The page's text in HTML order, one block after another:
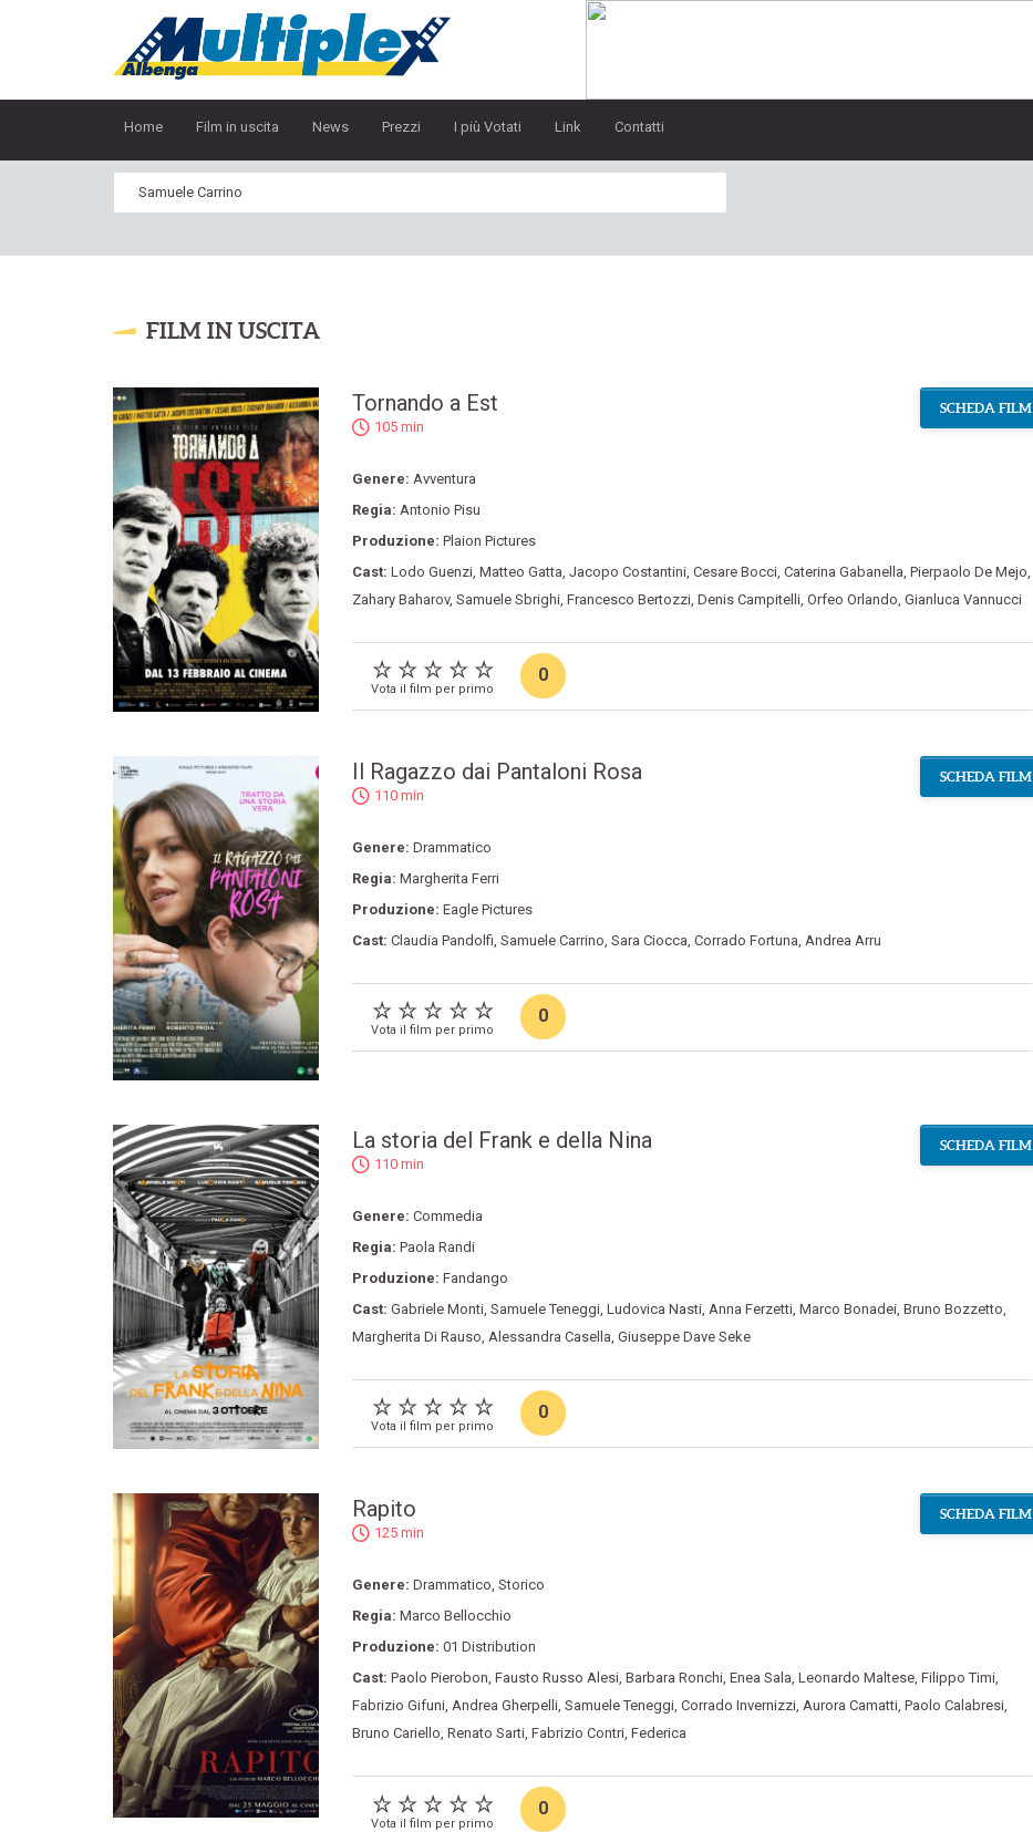
Home Film in uscita News Prezzi I più Votati Link Contatti
FILM IN USCITA
Tornando a Est
105 min
Genere: Avventura
Regia: Antonio Pisu
Produzione: Plaion Pictures
Cast: Lodo Guenzi, Matteo Gatta, Jacopo Costantini, Cesare Bocci, Caterina Gabanella, Pierpaolo De Mejo,
Zahary Baharov, Samuele Sbrighi, Francesco Bertozzi, Denis Campitelli, Orfeo Orlando, Gianluca Vannucci
SCHEDA FILM
Vota il film per primo
0
Il Ragazzo dai Pantaloni Rosa
110 min
Genere: Drammatico
Regia: Margherita Ferri
Produzione: Eagle Pictures
Cast: Claudia Pandolfi, Samuele Carrino, Sara Ciocca, Corrado Fortuna, Andrea Arru
SCHEDA FILM
Vota il film per primo
0
La storia del Frank e della Nina
110 min
Genere: Commedia
Regia: Paola Randi
Produzione: Fandango
Cast: Gabriele Monti, Samuele Teneggi, Ludovica Nasti, Anna Ferzetti, Marco Bonadei, Bruno Bozzetto,
Margherita Di Rauso, Alessandra Casella, Giuseppe Dave Seke
SCHEDA FILM
Vota il film per primo
0
Rapito
125 min
Genere: Drammatico, Storico
Regia: Marco Bellocchio
Produzione: 01 Distribution
Cast: Paolo Pierobon, Fausto Russo Alesi, Barbara Ronchi, Enea Sala, Leonardo Maltese, Filippo Timi,
Fabrizio Gifuni, Andrea Gherpelli, Samuele Teneggi, Corrado Invernizzi, Aurora Camatti, Paolo Calabresi,
Bruno Cariello, Renato Sarti, Fabrizio Contri, Federica
SCHEDA FILM
Vota il film per primo
0